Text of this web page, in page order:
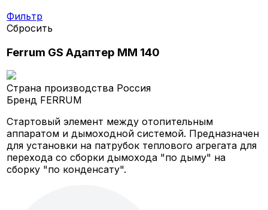
Фильтр
Сбросить
Ferrum GS Адаптер ММ 140
Страна производства Россия
Бренд FERRUM
Стартовый элемент между отопительным
аппаратом и дымоходной системой. Предназначен
для установки на патрубок теплового агрегата для
перехода со сборки дымохода "по дыму" на
сборку "по конденсату".